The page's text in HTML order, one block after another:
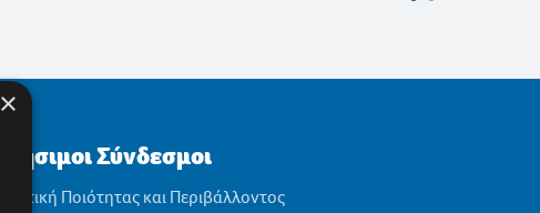
Χρήσιμοι Σύνδεσμοι
Πολιτική Ποιότητας και Περιβάλλοντος
×